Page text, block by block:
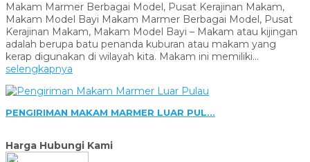
Makam Marmer Berbagai Model, Pusat Kerajinan Makam,
Makam Model Bayi Makam Marmer Berbagai Model, Pusat
Kerajinan Makam, Makam Model Bayi – Makam atau kijingan
adalah berupa batu penanda kuburan atau makam yang
kerap digunakan di wilayah kita. Makam ini memiliki...
selengkapnya
PENGIRIMAN MAKAM MARMER LUAR PUL...
Harga Hubungi Kami